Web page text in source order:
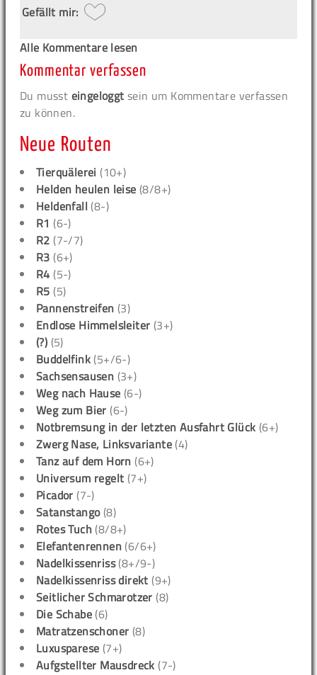
Gefällt mir:
Alle Kommentare lesen
Kommentar verfassen
Du musst eingeloggt sein um Kommentare verfassen
zu können.
Neue Routen
Tierquälerei (10+)
Helden heulen leise (8/8+)
Heldenfall (8-)
R1 (6-)
R2 (7-/7)
R3 (6+)
R4 (5-)
R5 (5)
Pannenstreifen (3)
Endlose Himmelsleiter (3+)
(?) (5)
Buddelfink (5+/6-)
Sachsensausen (3+)
Weg nach Hause (6-)
Weg zum Bier (6-)
Notbremsung in der letzten Ausfahrt Glück (6+)
Zwerg Nase, Linksvariante (4)
Tanz auf dem Horn (6+)
Universum regelt (7+)
Picador (7-)
Satanstango(8)
Rotes Tuch (8/8+)
Elefantenrennen (6/6+)
Nadelkissenriss(8+/9-)
Nadelkissenriss direkt (9+)
Seitlicher Schmarotzer (8)
Die Schabe (6)
Matratzenschoner (8)
Luxusparese (7+)
Aufgstellter Mausdreck (7-)